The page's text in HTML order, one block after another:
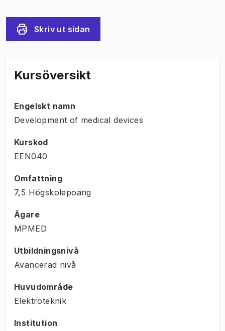
Skriv ut sidan
Kursöversikt
Engelskt namn
Development of medical devices
Kurskod
EEN040
Omfattning
7,5 Högskolepoäng
Ägare
MPMED
Utbildningsnivå
Avancerad nivå
Huvudområde
Elektroteknik
Institution